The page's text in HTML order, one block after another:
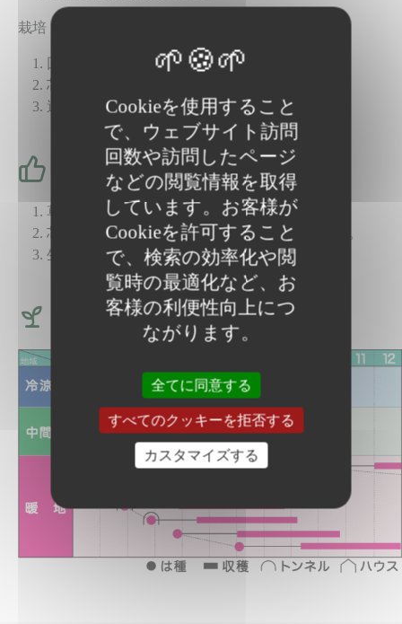
栽培
回転が早く、短期間でも収量性が高い。
芯どまりが少なく、安定して収穫できる。
適応作型が広く使いやすい。
栽培のポイント
草勢は中程度で管理しやすい。
芯どまりは少ないが、ハウス栽培では注意する。
生育期後半の硬化莢の発生に注意。
作型図
Cookieを使用すること
で、ウェブサイト訪問
回数や訪問したページ
などの閲覧情報を取得
しています。お客様が
Cookieを許可すること
で、検索の効率化や閲
覧時の最適化など、お
客様の利便性向上につ
ながります。
全てに同意する
すべてのクッキーを拒否する
カスタマイズする